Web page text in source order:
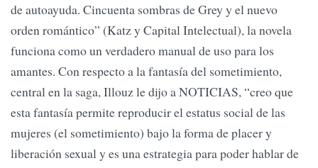
de autoayuda. Cincuenta sombras de Grey y el nuevo
orden romántico” (Katz y Capital Intelectual), la novela
funciona como un verdadero manual de uso para los
amantes. Con respecto a la fantasía del sometimiento,
central en la saga, Illouz le dijo a NOTICIAS, “creo que
esta fantasía permite reproducir el estatus social de las
mujeres (el sometimiento) bajo la forma de placer y
liberación sexual y es una estrategia para poder hablar de